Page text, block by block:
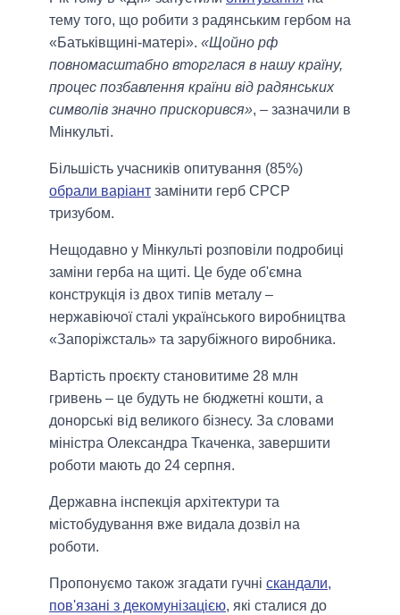
тему того, що робити з радянським гербом на
«Батьківщині-матері». «Щойно рф
повномасштабно вторглася в нашу країну,
процес позбавлення країни від радянських
символів значно прискорився», – зазначили в
Мінкульті.
Більшість учасників опитування (85%)
обрали варіант замінити герб СРСР
тризубом.
Нещодавно у Мінкульті розповіли подробиці
заміни герба на щиті. Це буде об'ємна
конструкція із двох типів металу –
нержавіючої сталі українського виробництва
«Запоріжсталь» та зарубіжного виробника.
Вартість проєкту становитиме 28 млн
гривень – це будуть не бюджетні кошти, а
донорські від великого бізнесу. За словами
міністра Олександра Ткаченка, завершити
роботи мають до 24 серпня.
Державна інспекція архітектури та
містобудування вже видала дозвіл на
роботи.
Пропонуємо також згадати гучні скандали,
пов'язані з декомунізацією, які сталися до